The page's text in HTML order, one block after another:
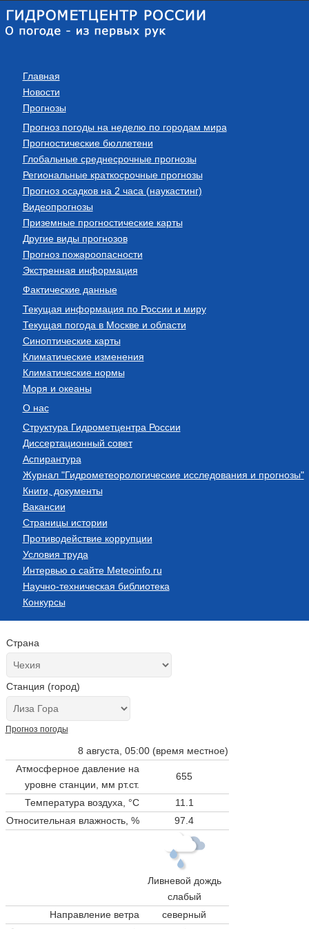
Главная
Новости
Прогнозы
Прогноз погоды на неделю по городам мира
Прогностические бюллетени
Глобальные среднесрочные прогнозы
Региональные краткосрочные прогнозы
Прогноз осадков на 2 часа (наукастинг)
Видеопрогнозы
Приземные прогностические карты
Другие виды прогнозов
Прогноз пожароопасности
Экстренная информация
Фактические данные
Текущая информация по России и миру
Текущая погода в Москве и области
Синоптические карты
Климатические изменения
Климатические нормы
Моря и океаны
О нас
Структура Гидрометцентра России
Диссертационный совет
Аспирантура
Журнал "Гидрометеорологические исследования и прогнозы"
Книги, документы
Вакансии
Страницы истории
Противодействие коррупции
Условия труда
Интервью о сайте Meteoinfo.ru
Научно-техническая библиотека
Конкурсы
Страна
Станция (город)
Прогноз погоды
8 августа, 05:00 (время местное)
Атмосферное давление на
уровне станции, мм рт.ст.
655
Температура воздуха, °C
11.1
Относительная влажность, %
97.4
Ливневой дождь
слабый
Направление ветра
северный